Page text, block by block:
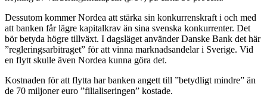
Dessutom kommer Nordea att stärka sin konkurrenskraft i och med
att banken får lägre kapitalkrav än sina svenska konkurrenter. Det
bör betyda högre tillväxt. I dagsläget använder Danske Bank det här
”regleringsarbitraget” för att vinna marknadsandelar i Sverige. Vid
en flytt skulle även Nordea kunna göra det.
Kostnaden för att flytta har banken angett till ”betydligt mindre” än
de 70 miljoner euro ”filialiseringen” kostade.